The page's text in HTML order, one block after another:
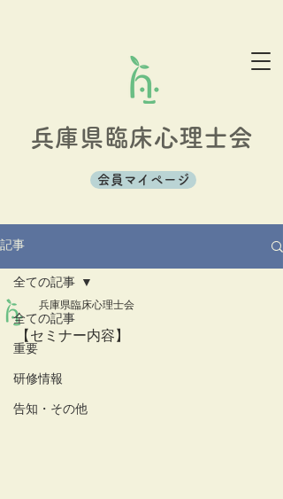
兵庫県臨床心理士会
会員マイページ
記事
全ての記事
重要
研修情報
告知・その他
全ての記事
兵庫県臨床心理士会
【セミナー内容】